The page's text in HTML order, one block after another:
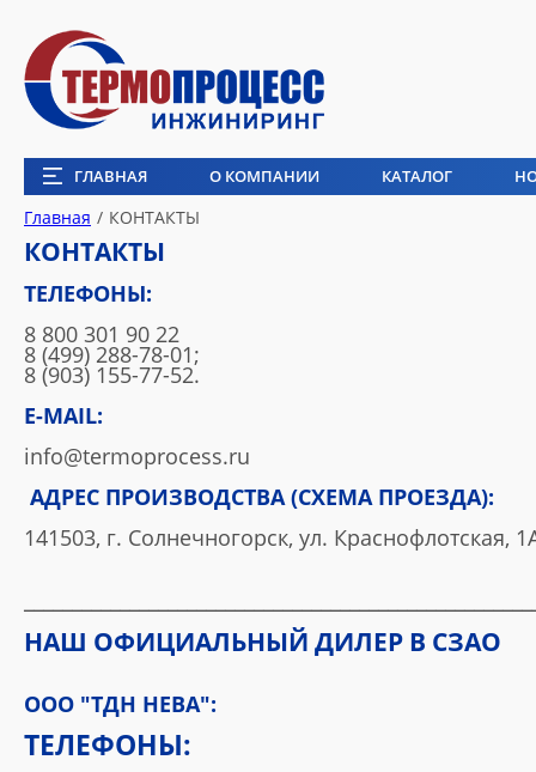
ГЛАВНАЯ О КОМПАНИИ КАТАЛОГ
Главная / КОНТАКТЫ
КОНТАКТЫ
ТЕЛЕФОНЫ:
8 800 301 90 22
8 (499) 288-78-01;
8 (903) 155-77-52.
E-MAIL:
info@termoprocess.ru
АДРЕС ПРОИЗВОДСТВА (СХЕМА ПРОЕЗДА):
141503, г. Солнечногорск, ул. Краснофлотская,
НАШ ОФИЦИАЛЬНЫЙ ДИЛЕР В СЗАО
ООО "ТДН НЕВА":
ТЕЛЕФОНЫ: